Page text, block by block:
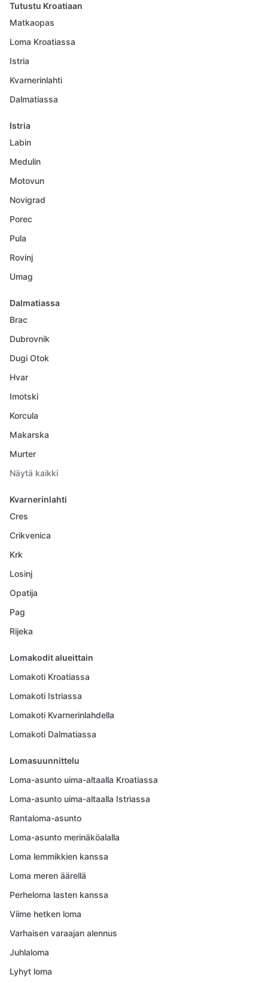
Tutustu Kroatiaan
Matkaopas
Loma Kroatiassa
Istria
Kvarnerinlahti
Dalmatiassa
Istria
Labin
Medulin
Motovun
Novigrad
Porec
Pula
Rovinj
Umag
Dalmatiassa
Brac
Dubrovnik
Dugi Otok
Hvar
Imotski
Korcula
Makarska
Murter
Näytä kaikki
Kvarnerinlahti
Cres
Crikvenica
Krk
Losinj
Opatija
Pag
Rijeka
Lomakodit alueittain
Lomakoti Kroatiassa
Lomakoti Istriassa
Lomakoti Kvarnerinlahdella
Lomakoti Dalmatiassa
Lomasuunnittelu
Loma-asunto uima-altaalla Kroatiassa
Loma-asunto uima-altaalla Istriassa
Rantaloma-asunto
Loma-asunto merinäköalalla
Loma lemmikkien kanssa
Loma meren äärellä
Perheloma lasten kanssa
Viime hetken loma
Varhaisen varaajan alennus
Juhlaloma
Lyhyt loma